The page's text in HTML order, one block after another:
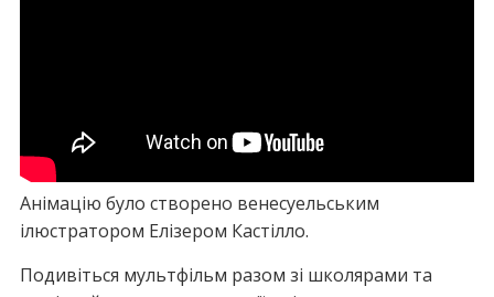
Анімацію було створено венесуельським
ілюстратором Елізером Кастілло.
Подивіться мультфільм разом зі школярами та